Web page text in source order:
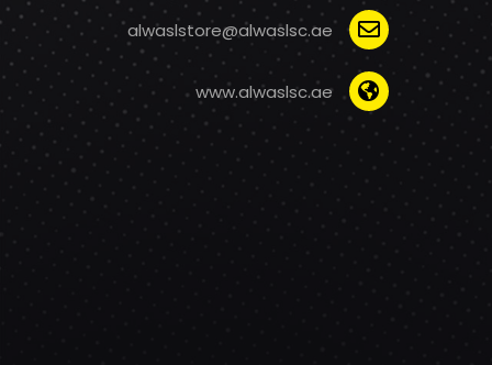
alwaslstore@alwaslsc.ae
www.alwaslsc.ae